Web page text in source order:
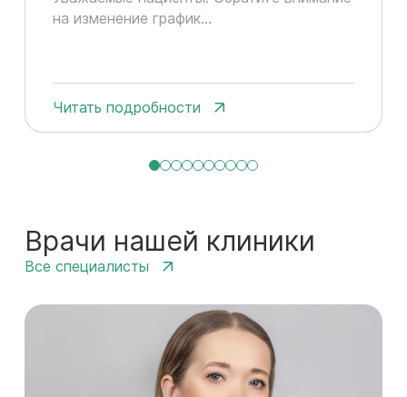
на изменение график...
Читать подробности
Врачи нашей клиники
Все специалисты